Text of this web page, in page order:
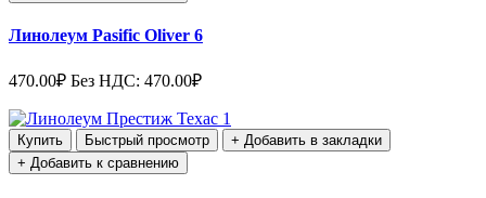
Линолеум Pasific Oliver 6
470.00₽ Без НДС: 470.00₽
Купить Быстрый просмотр
+ Добавить в закладки
+ Добавить к сравнению